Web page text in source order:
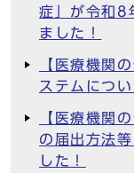
症」が令和8
ました！
【医療機関
ステムについ
【医療機関
の届出方法
した！